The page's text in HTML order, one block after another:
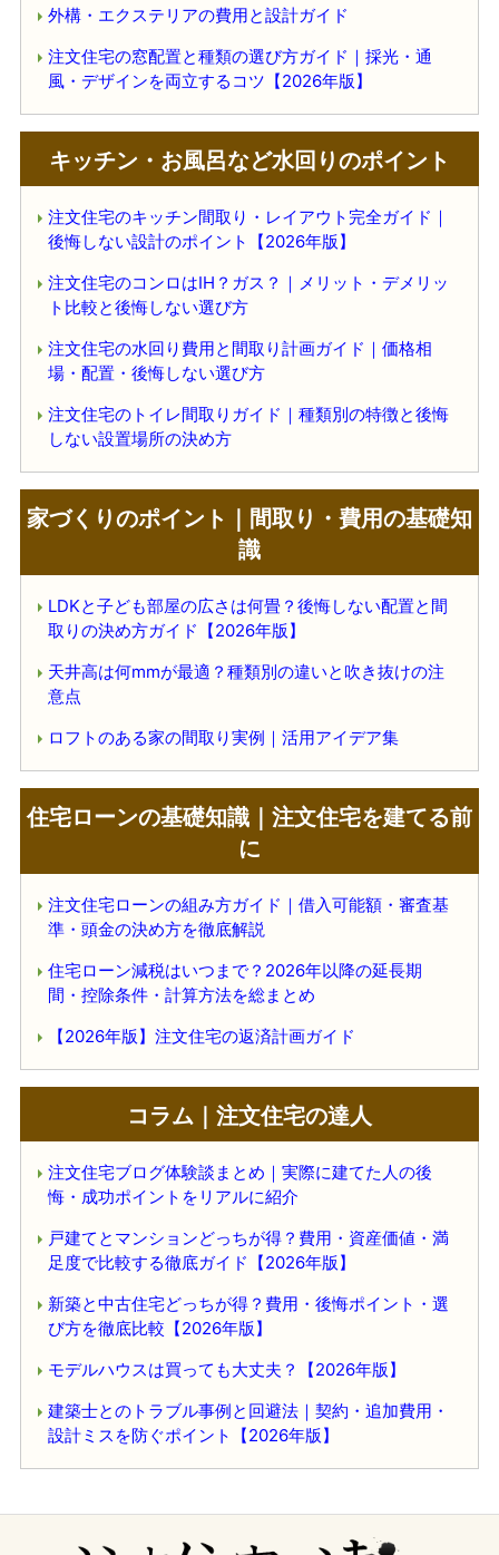
外構・エクステリアの費用と設計ガイド
注文住宅の窓配置と種類の選び方ガイド｜採光・通
風・デザインを両立するコツ【2026年版】
キッチン・お風呂など水回りのポイント
注文住宅のキッチン間取り・レイアウト完全ガイド｜
後悔しない設計のポイント【2026年版】
注文住宅のコンロはIH？ガス？｜メリット・デメリッ
ト比較と後悔しない選び方
注文住宅の水回り費用と間取り計画ガイド｜価格相
場・配置・後悔しない選び方
注文住宅のトイレ間取りガイド｜種類別の特徴と後悔
しない設置場所の決め方
家づくりのポイント｜間取り・費用の基礎知
識
LDKと子ども部屋の広さは何畳？後悔しない配置と間
取りの決め方ガイド【2026年版】
天井高は何mmが最適？種類別の違いと吹き抜けの注
意点
ロフトのある家の間取り実例｜活用アイデア集
住宅ローンの基礎知識｜注文住宅を建てる前
に
注文住宅ローンの組み方ガイド｜借入可能額・審査基
準・頭金の決め方を徹底解説
住宅ローン減税はいつまで？2026年以降の延長期
間・控除条件・計算方法を総まとめ
【2026年版】注文住宅の返済計画ガイド
コラム｜注文住宅の達人
注文住宅ブログ体験談まとめ｜実際に建てた人の後
悔・成功ポイントをリアルに紹介
戸建てとマンションどっちが得？費用・資産価値・満
足度で比較する徹底ガイド【2026年版】
新築と中古住宅どっちが得？費用・後悔ポイント・選
び方を徹底比較【2026年版】
モデルハウスは買っても大丈夫？【2026年版】
建築士とのトラブル事例と回避法｜契約・追加費用・
設計ミスを防ぐポイント【2026年版】